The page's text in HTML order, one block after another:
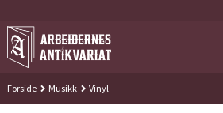
til
innholdet
Forside Musikk Vinyl